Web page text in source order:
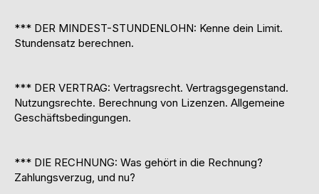
*** DER MINDEST-STUNDENLOHN: Kenne dein Limit.
Stundensatz berechnen.
*** DER VERTRAG: Vertragsrecht. Vertragsgegenstand.
Nutzungsrechte. Berechnung von Lizenzen. Allgemeine
Geschäftsbedingungen.
*** DIE RECHNUNG: Was gehört in die Rechnung?
Zahlungsverzug, und nu?